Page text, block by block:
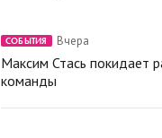
СОБЫТИЯ Вчера
Максим Стась покидает
команды